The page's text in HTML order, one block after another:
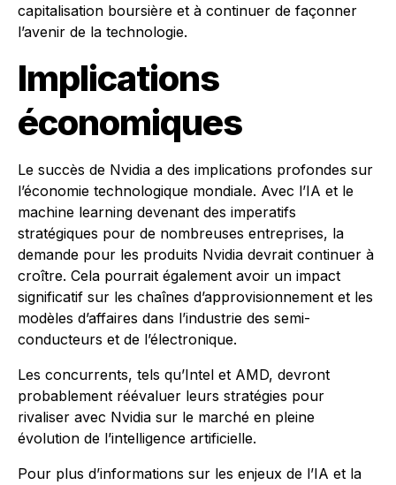
capitalisation boursière et à continuer de façonner
l’avenir de la technologie.
Implications
économiques
Le succès de Nvidia a des implications profondes sur
l’économie technologique mondiale. Avec l’IA et le
machine learning devenant des imperatifs
stratégiques pour de nombreuses entreprises, la
demande pour les produits Nvidia devrait continuer à
croître. Cela pourrait également avoir un impact
significatif sur les chaînes d’approvisionnement et les
modèles d’affaires dans l’industrie des semi-
conducteurs et de l’électronique.
Les concurrents, tels qu’Intel et AMD, devront
probablement réévaluer leurs stratégies pour
rivaliser avec Nvidia sur le marché en pleine
évolution de l’intelligence artificielle.
Pour plus d’informations sur les enjeux de l’IA et la